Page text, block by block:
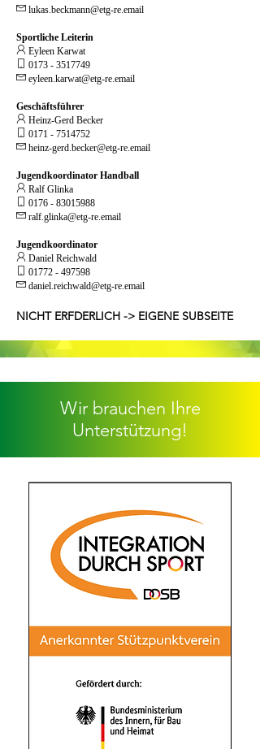
 lukas.beckmann@etg-re.email
Sportliche Leiterin
 Eyleen Karwat
0173 - 3517749
 eyleen.karwat@etg-re.email
Geschäftsführer
 Heinz-Gerd Becker
0171 - 7514752
 heinz-gerd.becker@etg-re.email
Jugendkoordinator Handball
 Ralf Glinka
0176 - 83015988
 ralf.glinka@etg-re.email
Jugendkoordinator
 Daniel Reichwald
01772 - 497598
 daniel.reichwald@etg-re.email
NICHT ERFDERLICH -> EIGENE SUBSEITE
Wir brauchen Ihre
Unterstützung!